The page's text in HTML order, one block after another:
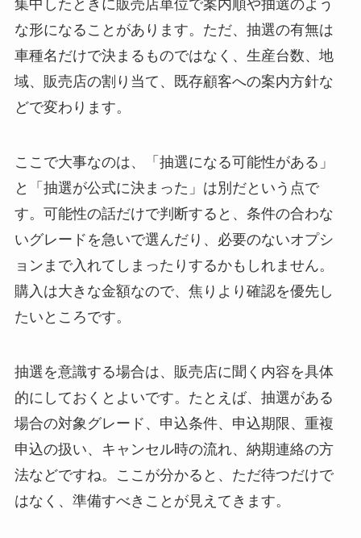
集中したときに販売店単位で案内順や抽選のよう
な形になることがあります。ただ、抽選の有無は
車種名だけで決まるものではなく、生産台数、地
域、販売店の割り当て、既存顧客への案内方針な
どで変わります。
ここで大事なのは、「抽選になる可能性がある」
と「抽選が公式に決まった」は別だという点で
す。可能性の話だけで判断すると、条件の合わな
いグレードを急いで選んだり、必要のないオプシ
ョンまで入れてしまったりするかもしれません。
購入は大きな金額なので、焦りより確認を優先し
たいところです。
抽選を意識する場合は、販売店に聞く内容を具体
的にしておくとよいです。たとえば、抽選がある
場合の対象グレード、申込条件、申込期限、重複
申込の扱い、キャンセル時の流れ、納期連絡の方
法などですね。ここが分かると、ただ待つだけで
はなく、準備すべきことが見えてきます。